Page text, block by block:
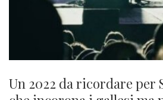
Un 2022 da ricordare per